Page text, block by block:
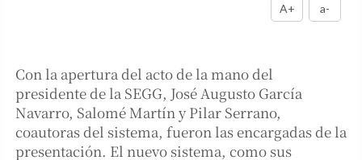
A+
a-
Con la apertura del acto de la mano del
presidente de la SEGG, José Augusto García
Navarro, Salomé Martín y Pilar Serrano,
coautoras del sistema, fueron las encargadas de la
presentación. El nuevo sistema, como sus